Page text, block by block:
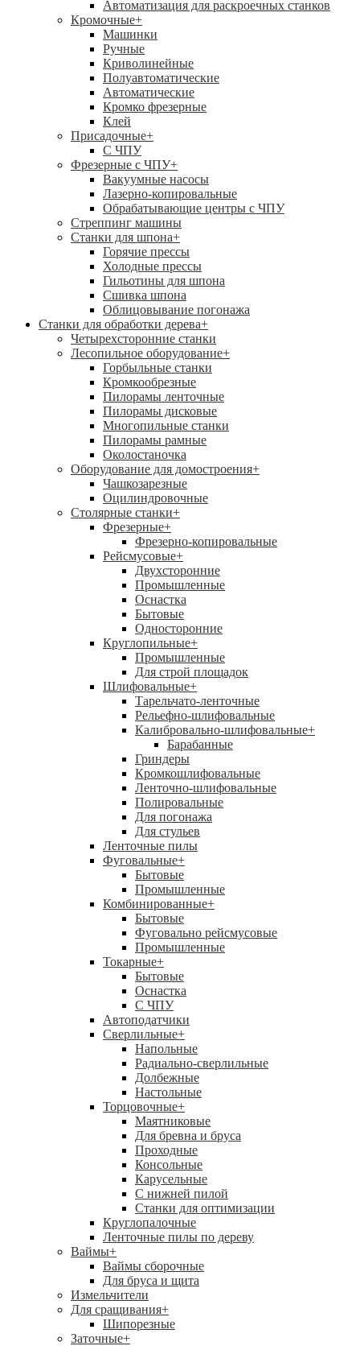
Автоматизация для раскроечных станков
Кромочные+
Машинки
Ручные
Криволинейные
Полуавтоматические
Автоматические
Кромко фрезерные
Клей
Присадочные+
С ЧПУ
Фрезерные с ЧПУ+
Вакуумные насосы
Лазерно-копировальные
Обрабатывающие центры с ЧПУ
Стреппинг машины
Станки для шпона+
Горячие прессы
Холодные прессы
Гильотины для шпона
Сшивка шпона
Облицовывание погонажа
Станки для обработки дерева+
Четырехсторонние станки
Лесопильное оборудование+
Горбыльные станки
Кромкообрезные
Пилорамы ленточные
Пилорамы дисковые
Многопильные станки
Пилорамы рамные
Околостаночка
Оборудование для домостроения+
Чашкозарезные
Оцилиндровочные
Столярные станки+
Фрезерные+
Фрезерно-копировальные
Рейсмусовые+
Двухсторонние
Промышленные
Оснастка
Бытовые
Односторонние
Круглопильные+
Промышленные
Для строй площадок
Шлифовальные+
Тарельчато-ленточные
Рельефно-шлифовальные
Калибровально-шлифовальные+
Барабанные
Гриндеры
Кромкошлифовальные
Ленточно-шлифовальные
Полировальные
Для погонажа
Для стульев
Ленточные пилы
Фуговальные+
Бытовые
Промышленные
Комбинированные+
Бытовые
Фуговально рейсмусовые
Промышленные
Токарные+
Бытовые
Оснастка
С ЧПУ
Автоподатчики
Сверлильные+
Напольные
Радиально-сверлильные
Долбежные
Настольные
Торцовочные+
Маятниковые
Для бревна и бруса
Проходные
Консольные
Карусельные
С нижней пилой
Станки для оптимизации
Круглопалочные
Ленточные пилы по дереву
Ваймы+
Ваймы сборочные
Для бруса и щита
Измельчители
Для сращивания+
Шипорезные
Заточные+